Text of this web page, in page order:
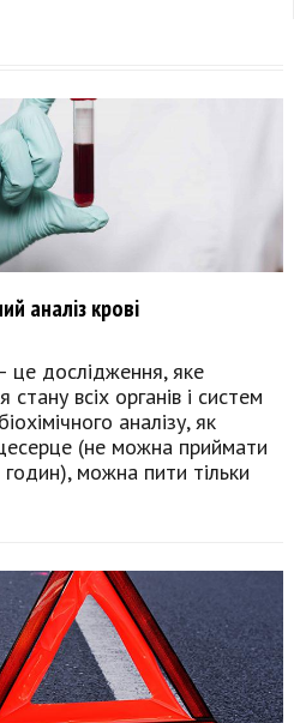
аналіз крові
– це дослідження, яке
всіх органів і систем
аналізу, як
(не можна приймати
можна пити тільки